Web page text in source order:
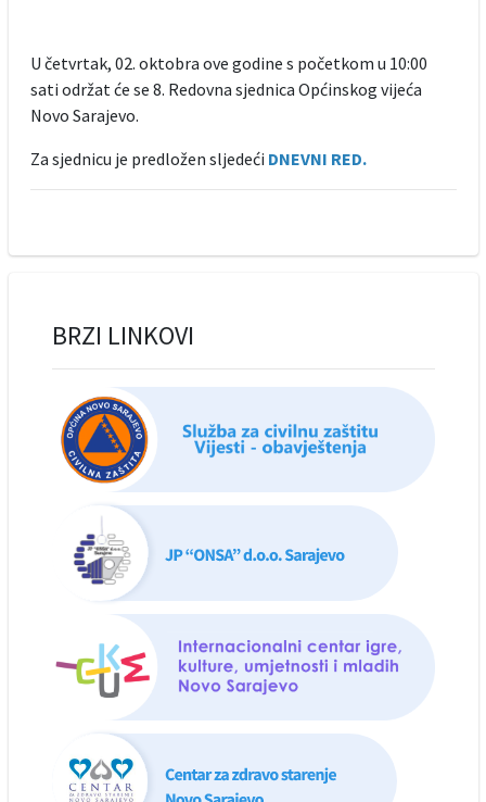
U četvrtak, 02. oktobra ove godine s početkom u 10:00
sati održat će se 8. Redovna sjednica Općinskog vijeća
Novo Sarajevo.
Za sjednicu je predložen sljedeći DNEVNI RED.
BRZI LINKOVI